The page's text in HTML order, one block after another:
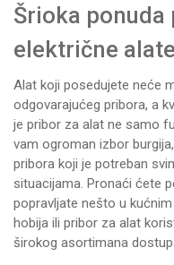
Šrioka ponuda
električne alate
Alat koji posedujete neće
odgovarajućeg pribora, a
je pribor za alat ne samo
vam ogroman izbor
pribora koji je potreban
situacijama. Pronaći ćete
popravljate nešto u
hobija ili pribor za alat
širokog asortimana